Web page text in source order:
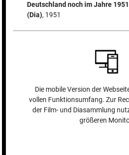
Deutschland noch im Jahre
(Dia), 1951
Die mobile Version der
vollen Funktionsumfang. Zur
der Film- und Diasammlung
größeren